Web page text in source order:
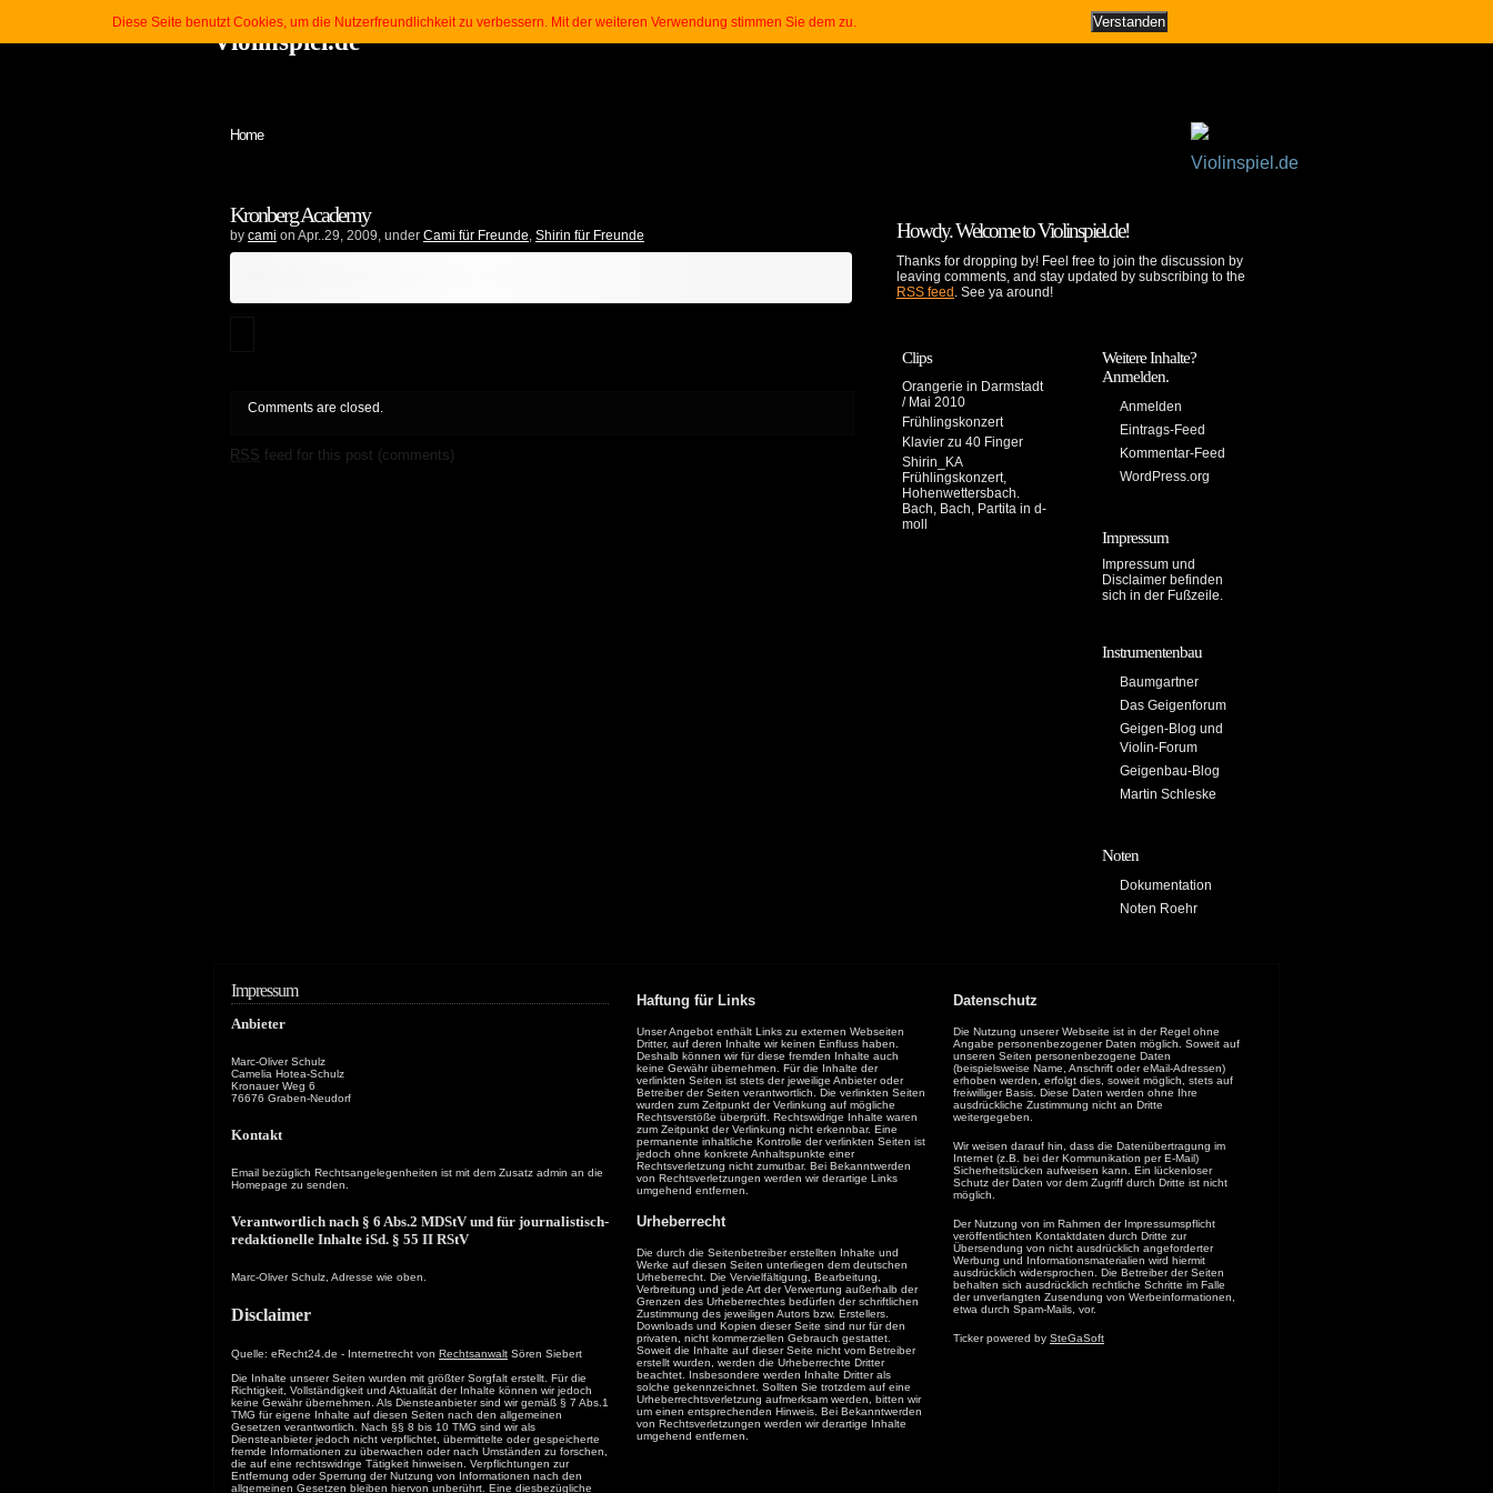
Violinspiel.de
über uns datenschutzerklärung suche kopfzeile ausblenden ↓
Home
Kronberg Academy
by cami on Apr..29, 2009, under Cami für Freunde, Shirin für Freunde
Comments are closed.
RSS feed for this post (comments)
Howdy. Welcome to Violinspiel.de!
Thanks for dropping by! Feel free to join the discussion by
leaving comments, and stay updated by subscribing to the
RSS feed . See ya around!
Clips
Orangerie in Darmstadt
/ Mai 2010
Frühlingskonzert
Klavier zu 40 Finger
Shirin_KA
Frühlingskonzert,
Hohenwettersbach.
Bach, Bach, Partita in d-
moll
Weitere Inhalte?
Anmelden.
Anmelden
Eintrags-Feed
Kommentar-Feed
WordPress.org
Impressum
Impressum und
Disclaimer befinden
sich in der Fußzeile.
Instrumentenbau
Baumgartner
Das Geigenforum
Geigen-Blog und
Violin-Forum
Geigenbau-Blog
Martin Schleske
Noten
Dokumentation
Noten Roehr
Impressum
Anbieter
Marc-Oliver Schulz
Camelia Hotea-Schulz
Kronauer Weg 6
76676 Graben-Neudorf
Kontakt
Email bezüglich Rechtsangelegenheiten ist mit dem Zusatz admin an die
Homepage zu senden.
Verantwortlich nach § 6 Abs.2 MDStV und für journalistisch-
redaktionelle Inhalte iSd. § 55 II RStV
Marc-Oliver Schulz, Adresse wie oben.
Disclaimer
Quelle: eRecht24.de - Internetrecht von Rechtsanwalt Sören Siebert
Die Inhalte unserer Seiten wurden mit größter Sorgfalt erstellt. Für die
Richtigkeit, Vollständigkeit und Aktualität der Inhalte können wir jedoch
keine Gewähr übernehmen. Als Diensteanbieter sind wir gemäß § 7 Abs.1
TMG für eigene Inhalte auf diesen Seiten nach den allgemeinen
Gesetzen verantwortlich. Nach §§ 8 bis 10 TMG sind wir als
Diensteanbieter jedoch nicht verpflichtet, übermittelte oder gespeicherte
fremde Informationen zu überwachen oder nach Umständen zu forschen,
die auf eine rechtswidrige Tätigkeit hinweisen. Verpflichtungen zur
Entfernung oder Sperrung der Nutzung von Informationen nach den
allgemeinen Gesetzen bleiben hiervon unberührt. Eine diesbezügliche
Haftung für Links
Unser Angebot enthält Links zu externen Webseiten
Dritter, auf deren Inhalte wir keinen Einfluss haben.
Deshalb können wir für diese fremden Inhalte auch
keine Gewähr übernehmen. Für die Inhalte der
verlinkten Seiten ist stets der jeweilige Anbieter oder
Betreiber der Seiten verantwortlich. Die verlinkten Seiten
wurden zum Zeitpunkt der Verlinkung auf mögliche
Rechtsverstöße überprüft. Rechtswidrige Inhalte waren
zum Zeitpunkt der Verlinkung nicht erkennbar. Eine
permanente inhaltliche Kontrolle der verlinkten Seiten ist
jedoch ohne konkrete Anhaltspunkte einer
Rechtsverletzung nicht zumutbar. Bei Bekanntwerden
von Rechtsverletzungen werden wir derartige Links
umgehend entfernen.
Urheberrecht
Die durch die Seitenbetreiber erstellten Inhalte und
Werke auf diesen Seiten unterliegen dem deutschen
Urheberrecht. Die Vervielfältigung, Bearbeitung,
Verbreitung und jede Art der Verwertung außerhalb der
Grenzen des Urheberrechtes bedürfen der schriftlichen
Zustimmung des jeweiligen Autors bzw. Erstellers.
Downloads und Kopien dieser Seite sind nur für den
privaten, nicht kommerziellen Gebrauch gestattet.
Soweit die Inhalte auf dieser Seite nicht vom Betreiber
erstellt wurden, werden die Urheberrechte Dritter
beachtet. Insbesondere werden Inhalte Dritter als
solche gekennzeichnet. Sollten Sie trotzdem auf eine
Urheberrechtsverletzung aufmerksam werden, bitten wir
um einen entsprechenden Hinweis. Bei Bekanntwerden
von Rechtsverletzungen werden wir derartige Inhalte
umgehend entfernen.
Datenschutz
Die Nutzung unserer Webseite ist in der Regel ohne
Angabe personenbezogener Daten möglich. Soweit auf
unseren Seiten personenbezogene Daten
(beispielsweise Name, Anschrift oder eMail-Adressen)
erhoben werden, erfolgt dies, soweit möglich, stets auf
freiwilliger Basis. Diese Daten werden ohne Ihre
ausdrückliche Zustimmung nicht an Dritte
weitergegeben.
Wir weisen darauf hin, dass die Datenübertragung im
Internet (z.B. bei der Kommunikation per E-Mail)
Sicherheitslücken aufweisen kann. Ein lückenloser
Schutz der Daten vor dem Zugriff durch Dritte ist nicht
möglich.
Der Nutzung von im Rahmen der Impressumspflicht
veröffentlichten Kontaktdaten durch Dritte zur
Übersendung von nicht ausdrücklich angeforderter
Werbung und Informationsmaterialien wird hiermit
ausdrücklich widersprochen. Die Betreiber der Seiten
behalten sich ausdrücklich rechtliche Schritte im Falle
der unverlangten Zusendung von Werbeinformationen,
etwa durch Spam-Mails, vor.
Ticker powered by SteGaSoft
Diese Seite benutzt Cookies, um die Nutzerfreundlichkeit zu verbessern. Mit der weiteren Verwendung stimmen Sie dem zu. Verstanden